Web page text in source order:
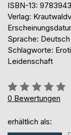
ISBN-13:
Verlag:
Sprache: Deutsch
Schlagworte:
Leidenschaft
Bewertung::
0%
0 Bewertungen
erhältlich als: